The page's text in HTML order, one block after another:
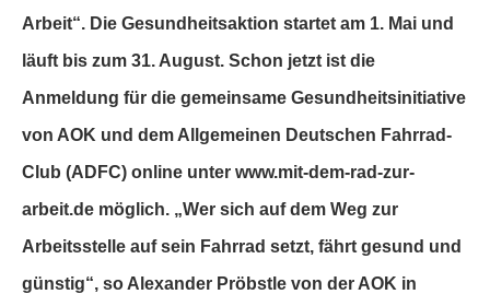
Arbeit“. Die Gesundheitsaktion startet am 1. Mai und
läuft bis zum 31. August. Schon jetzt ist die
Anmeldung für die gemeinsame Gesundheitsinitiative
von AOK und dem Allgemeinen Deutschen Fahrrad-
Club (ADFC) online unter www.mit-dem-rad-zur-
arbeit.de möglich. „Wer sich auf dem Weg zur
Arbeitsstelle auf sein Fahrrad setzt, fährt gesund und
günstig“, so Alexander Pröbstle von der AOK in